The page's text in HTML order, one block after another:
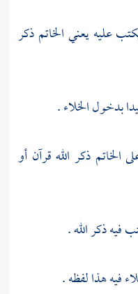
عليه يعني الخاتم ذكر
بدخول الخلاء .
ذكر الله قرآن أو
فيه ذكر الله .
فيه هذا لفظه .